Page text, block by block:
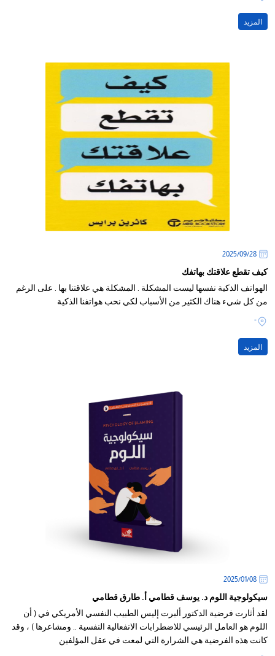
المزيد
28‏/09‏/2025
كيف تقطع علاقتك بهاتفك
الهواتف الذكية نفسها ليست المشكلة . المشكلة هي علاقتنا بها . على الرغم
من كل شيء هناك الكثير من الأسباب لكي نحب هواتفنا الذكية
-
المزيد
08‏/01‏/2025
سيكولوجية اللوم د. يوسف قطامي أ. طارق قطامي
لقد أثارت فرضية الدكتور ألبرت إليس الطبيب النفسي الأمريكي في ( أن
اللوم هو العامل الرئيسي للاضطرابات الانفعالية النفسية .. ومشاعرها ) ، وقد
كانت هذه الفرضية هي الشرارة التي لمعت في عقل المؤلفين